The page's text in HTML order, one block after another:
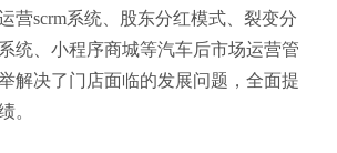
营scrm系统、股东分红模式、裂变分
统、小程序商城等汽车后市场运营管
解决了门店面临的发展问题，全面提
。